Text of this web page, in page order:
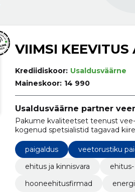
VIIMSI KEEVITUS
Krediidiskoor: Usaldusväärne
Maineskoor: 14 990
Usaldusväärne partner
Pakume kvaliteetset teenust
kogenud spetsialistid tagavad
mis vastab alati kõrgeimatele
paigaldus
veetorustiku
ehitus ja kinnisvara
hooneehitusfirmad